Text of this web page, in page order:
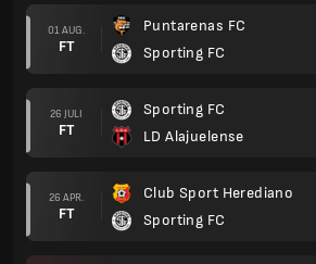
01 AUG.
FT
Puntarenas FC
Sporting FC
26 JULI
FT
Sporting FC
LD Alajuelense
26 APR.
FT
Club Sport Herediano
Sporting FC